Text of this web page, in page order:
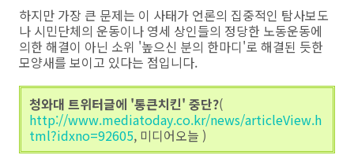
하지만 가장 큰 문제는 이 사태가 언론의 집중적인 탐사보도
나 시민단체의 운동이나 영세 상인들의 정당한 노동운동에
의한 해결이 아닌 소위 '높으신 분의 한마디'로 해결된 듯한
모양새를 보이고 있다는 점입니다.
청와대 트위터글에 '통큰치킨' 중단?(
http://www.mediatoday.co.kr/news/articleView.h
tml?idxno=92605, 미디어오늘 )